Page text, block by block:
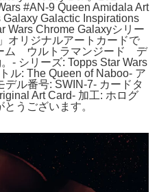
#AN-9 Queen Amidala Art
Galactic Inspirations
Wars Chrome Galaxyシリー
オリジナルアートカードで
ム ウルトラマンジード デ
- シリーズ: Topps Star Wars
ル: The Queen of Naboo- ア
デル番号: SWIN-7- カードタ
Art Card- 加工: ホログ
うございます。